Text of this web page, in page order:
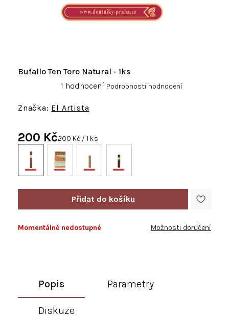
200 KčMěrná
200 Kč / 1 ks
Momentálně nedostupné Možnosti doručení
Bufallo Ten Toro Natural - 1ks
El Artista
Průměrné
produktu
z
5
hvězdiček.
1 hodnocení Podrobnosti hodnocení
Popis Parametry
Diskuze